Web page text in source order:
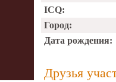
ICQ:
Город:
Дата рождения:
Друзья